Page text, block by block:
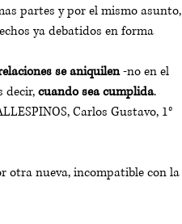
partes y por el mismo asunto,
ya debatidos en forma
se aniquilen -no en el
decir, cuando sea cumplida.
Carlos Gustavo, 1°
otra nueva, incompatible con la